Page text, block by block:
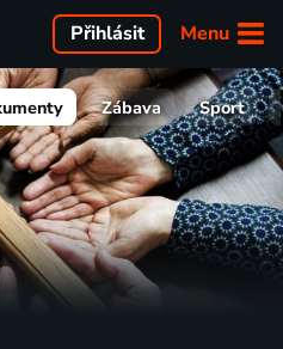
Menu
Přihlásit
Zábava Sport